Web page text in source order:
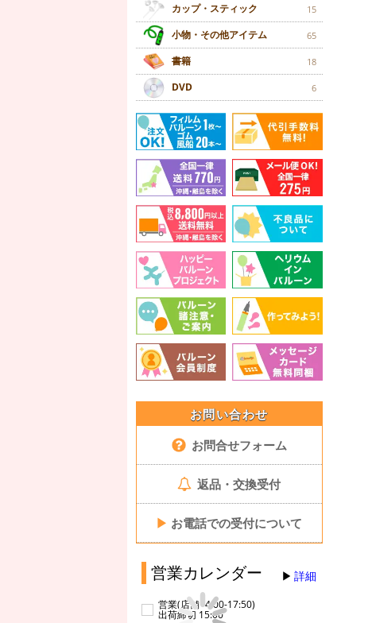
カップ・スティック 15
小物・その他アイテム 65
書籍 18
DVD 6
お問い合わせ
お問合せフォーム
返品・交換受付
▶ お電話での受付について
営業カレンダー 詳細
営業(店舗14:00-17:50)
出荷締切 15:00